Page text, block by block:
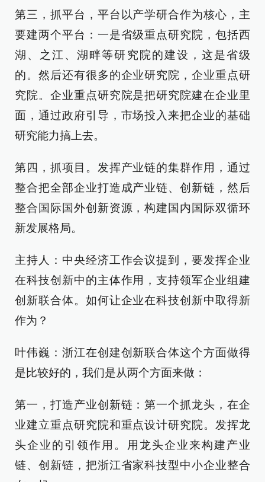
第三，抓平台，平台以产学研合作为核心，主
要建两个平台：一是省级重点研究院，包括西
湖、之江、湖畔等研究院的建设，这是省级
的。然后还有很多的企业研究院，企业重点研
究院。企业重点研究院是把研究院建在企业里
面，通过政府引导，市场投入来把企业的基础
研究能力搞上去。
第四，抓项目。发挥产业链的集群作用，通过
整合把全部企业打造成产业链、创新链，然后
整合国际国外创新资源，构建国内国际双循环
新发展格局。
主持人：中央经济工作会议提到，要发挥企业
在科技创新中的主体作用，支持领军企业组建
创新联合体。如何让企业在科技创新中取得新
作为？
叶伟巍：浙江在创建创新联合体这个方面做得
是比较好的，我们是从两个方面来做：
第一，打造产业创新链：第一个抓龙头，在企
业建立重点研究院和重点设计研究院。发挥龙
头企业的引领作用。用龙头企业来构建产业
链、创新链，把浙江省家科技型中小企业整合